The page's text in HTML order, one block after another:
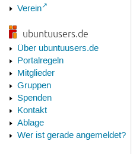
Verein
ubuntuusers.de
Über ubuntuusers.de
Portalregeln
Mitglieder
Gruppen
Spenden
Kontakt
Ablage
Wer ist gerade angemeldet?